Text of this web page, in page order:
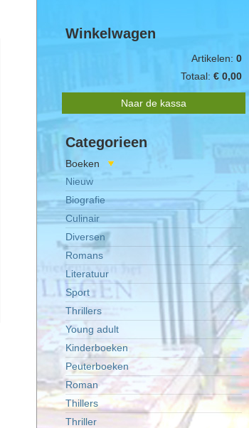
Winkelwagen
Artikelen: 0
Totaal: € 0,00
Naar de kassa
Categorieen
Boeken
Nieuw
Biografie
Culinair
Diversen
Romans
Literatuur
Sport
Thrillers
Young adult
Kinderboeken
Peuterboeken
Roman
Thillers
Thriller